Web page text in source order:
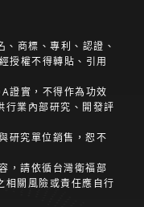
商標、專利、認證、
授權不得轉貼、引用
證實，不得作為功效
行業內部研究、開發評
研究單位銷售，恕不
，請依循台灣衛福部
相關風險或責任應自行